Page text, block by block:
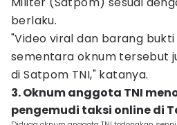
berlaku.
"Video viral dan barang
sementara oknum tersebut
di Satpom TNI," katanya.
3. Oknum anggota TNI
pengemudi taksi online di